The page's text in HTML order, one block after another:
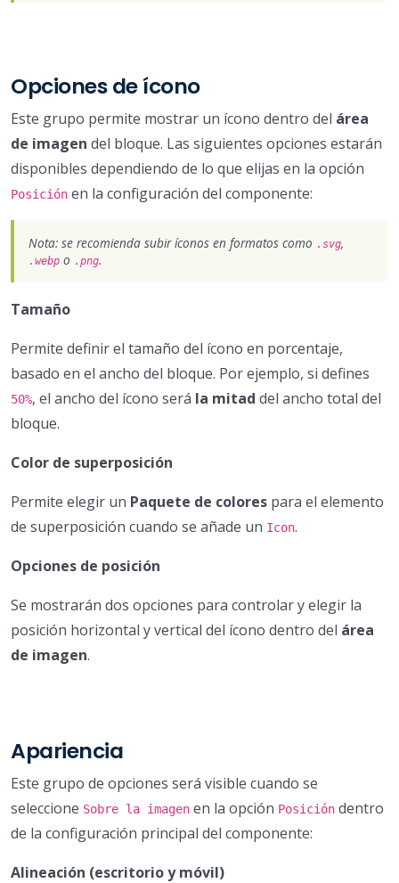
Opciones de ícono
Este grupo permite mostrar un ícono dentro del área
de imagen del bloque. Las siguientes opciones estarán
disponibles dependiendo de lo que elijas en la opción
Posición en la configuración del componente:
Nota: se recomienda subir íconos en formatos como .svg,
.webp o .png.
Tamaño
Permite definir el tamaño del ícono en porcentaje,
basado en el ancho del bloque. Por ejemplo, si defines
50%, el ancho del ícono será la mitad del ancho total del
bloque.
Color de superposición
Permite elegir un Paquete de colores para el elemento
de superposición cuando se añade un Icon.
Opciones de posición
Se mostrarán dos opciones para controlar y elegir la
posición horizontal y vertical del ícono dentro del área
de imagen.
Apariencia
Este grupo de opciones será visible cuando se
seleccione Sobre la imagen en la opción Posición dentro
de la configuración principal del componente:
Alineación (escritorio y móvil)